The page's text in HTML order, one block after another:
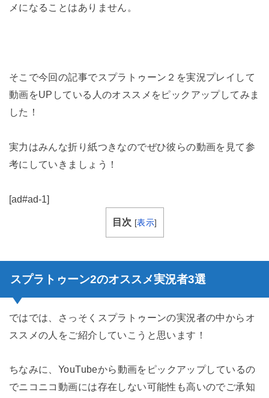
メになることはありません。
そこで今回の記事でスプラトゥーン２を実況プレイして
動画をUPしている人のオススメをピックアップしてみま
した！
実力はみんな折り紙つきなのでぜひ彼らの動画を見て参
考にしていきましょう！
[ad#ad-1]
目次 [表示]
スプラトゥーン2のオススメ実況者3選
ではでは、さっそくスプラトゥーンの実況者の中からオ
ススメの人をご紹介していこうと思います！
ちなみに、YouTubeから動画をピックアップしているの
でニコニコ動画には存在しない可能性も高いのでご承知